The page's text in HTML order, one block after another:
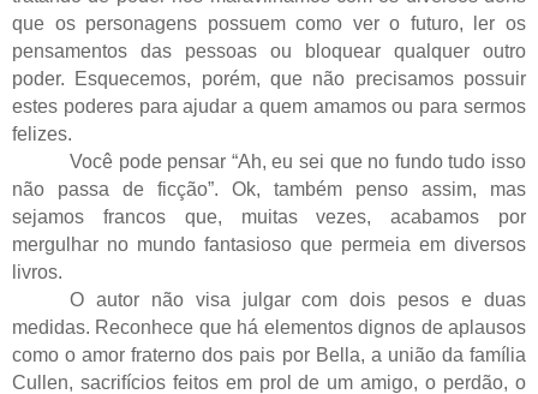
que os personagens possuem como ver o futuro, ler os
pensamentos das pessoas ou bloquear qualquer outro
poder. Esquecemos, porém, que não precisamos possuir
estes poderes para ajudar a quem amamos ou para sermos
felizes.
Você pode pensar “Ah, eu sei que no fundo tudo isso
não passa de ficção”. Ok, também penso assim, mas
sejamos francos que, muitas vezes, acabamos por
mergulhar no mundo fantasioso que permeia em diversos
livros.
O autor não visa julgar com dois pesos e duas
medidas. Reconhece que há elementos dignos de aplausos
como o amor fraterno dos pais por Bella, a união da família
Cullen, sacrifícios feitos em prol de um amigo, o perdão, o